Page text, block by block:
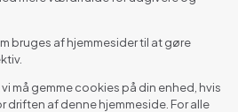
bruges af hjemmesider til at gøre
må gemme cookies på din enhed, hvis
driften af denne hjemmeside. For alle